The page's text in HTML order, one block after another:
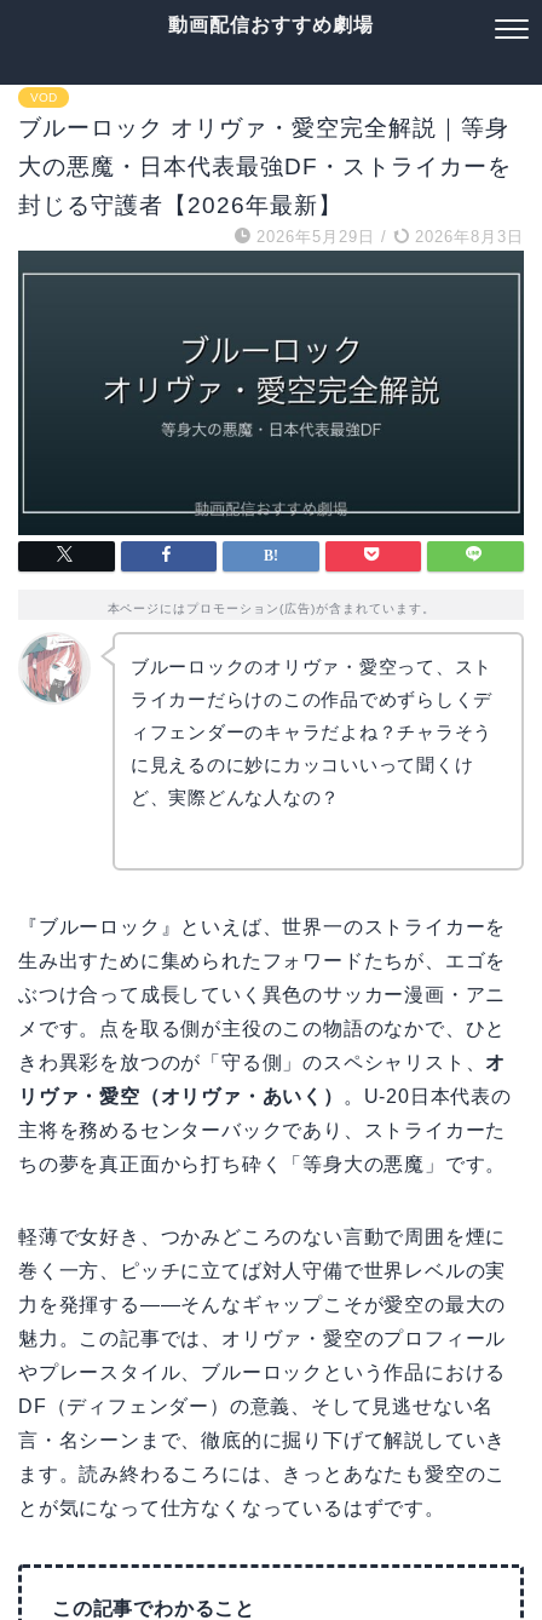
動画配信おすすめ劇場
VOD
ブルーロック オリヴァ・愛空完全解説｜等身
大の悪魔・日本代表最強DF・ストライカーを
封じる守護者【2026年最新】
2026年5月29日 / 2026年8月3日
本ページにはプロモーション(広告)が含まれています。
ブルーロックのオリヴァ・愛空って、スト
ライカーだらけのこの作品でめずらしくデ
ィフェンダーのキャラだよね？チャラそう
に見えるのに妙にカッコいいって聞くけ
ど、実際どんな人なの？
『ブルーロック』といえば、世界一のストライカーを
生み出すために集められたフォワードたちが、エゴを
ぶつけ合って成長していく異色のサッカー漫画・アニ
メです。点を取る側が主役のこの物語のなかで、ひと
きわ異彩を放つのが「守る側」のスペシャリスト、 オ
リヴァ・愛空（オリヴァ・あいく）
。U-20日本代表の
主将を務めるセンターバックであり、ストライカーた
ちの夢を真正面から打ち砕く「等身大の悪魔」です。
軽薄で女好き、つかみどころのない言動で周囲を煙に
巻く一方、ピッチに立てば対人守備で世界レベルの実
力を発揮する——そんなギャップこそが愛空の最大の
魅力。この記事では、オリヴァ・愛空のプロフィール
やプレースタイル、ブルーロックという作品における
DF（ディフェンダー）の意義、そして見逃せない名
言・名シーンまで、徹底的に掘り下げて解説していき
ます。読み終わるころには、きっとあなたも愛空のこ
とが気になって仕方なくなっているはずです。
この記事でわかること